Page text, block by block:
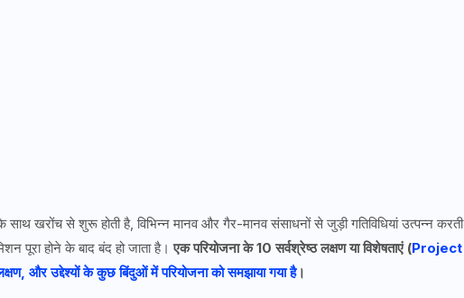
साथ खरोंच से शुरू होती है, विभिन्न मानव और गैर-मानव संसाधनों से जुड़ी गतिविधियां उत्पन्न करती
पूरा होने के बाद बंद हो जाता है।एक परियोजना के 10 सर्वश्रेष्ठ लक्षण या विशेषताएं (Project
और उद्देश्यों के कुछ बिंदुओं में परियोजना को समझाया गया है।